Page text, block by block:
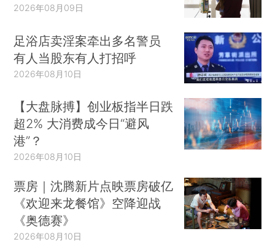
2026年08月09日
足浴店卖淫案牵出多名警员
有人当股东有人打招呼
2026年08月10日
【大盘脉搏】创业板指半日跌
超2% 大消费成今日“避风
港”？
2026年08月10日
票房｜沈腾新片点映票房破亿
《欢迎来龙餐馆》空降迎战
《奥德赛》
2026年08月10日